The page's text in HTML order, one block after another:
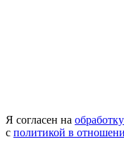
Я согласен на
с политикой в